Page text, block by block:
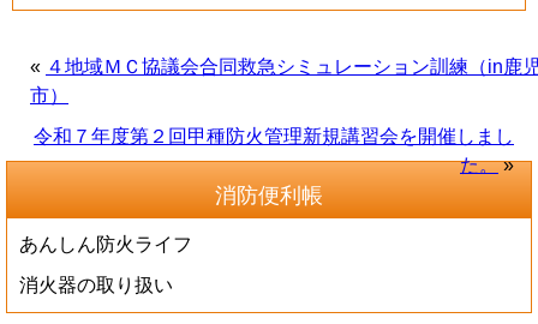
« ４地域ＭＣ協議会合同救急シミュレーション訓練（in鹿
市）
令和７年度第２回甲種防火管理新規講習会を開催しまし
た。»
消防便利帳
あんしん防火ライフ
消火器の取り扱い